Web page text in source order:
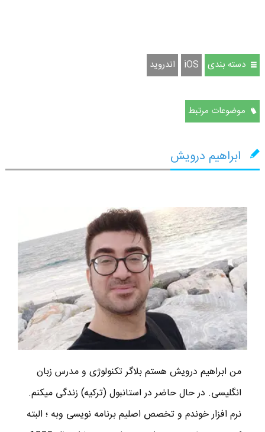
دسته بندی iOS اندروید
موضوعات مرتبط
ابراهیم درویش
من ابراهیم درویش هستم بلاگر تکنولوژی و مدرس زبان
انگلیسی. در حال حاضر در استانبول (ترکیه) زندگی میکنم.
نرم افزار خوندم و تخصص اصلیم برنامه نویسی وبه ؛ البته